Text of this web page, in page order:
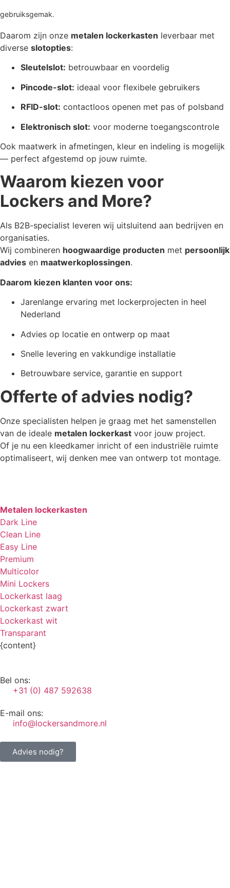
gebruiksgemak.
Daarom zijn onze metalen lockerkasten leverbaar met
diverse slotopties:
Sleutelslot: betrouwbaar en voordelig
Pincode-slot: ideaal voor flexibele gebruikers
RFID-slot: contactloos openen met pas of polsband
Elektronisch slot: voor moderne toegangscontrole
Ook maatwerk in afmetingen, kleur en indeling is mogelijk
— perfect afgestemd op jouw ruimte.
Waarom kiezen voor
Lockers and More?
Als B2B-specialist leveren wij uitsluitend aan bedrijven en
organisaties.
Wij combineren hoogwaardige producten met persoonlijk
advies en maatwerkoplossingen.
Daarom kiezen klanten voor ons:
Jarenlange ervaring met lockerprojecten in heel
Nederland
Advies op locatie en ontwerp op maat
Snelle levering en vakkundige installatie
Betrouwbare service, garantie en support
Offerte of advies nodig?
Onze specialisten helpen je graag met het samenstellen
van de ideale metalen lockerkast voor jouw project.
Of je nu een kleedkamer inricht of een industriële ruimte
optimaliseert, wij denken mee van ontwerp tot montage.
Metalen lockerkasten
Dark Line
Clean Line
Easy Line
Premium
Multicolor
Mini Lockers
Lockerkast laag
Lockerkast zwart
Lockerkast wit
Transparant
{content}
Bel ons:
+31 (0) 487 592638
E-mail ons:
info@lockersandmore.nl
Advies nodig?